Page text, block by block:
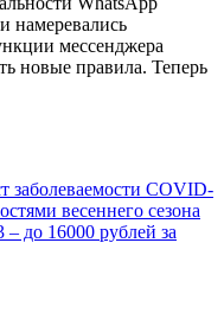
намеревались
мессенджера
новые правила. Теперь
заболеваемости COVID-
весеннего сезона
до 16000 рублей за